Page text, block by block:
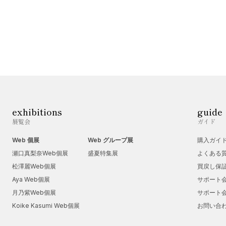
exhibitions
展覧会
Web 個展
瀬口真梨奈Web個展
松澤麗Web個展
Aya Web個展
月乃紫Web個展
Koike Kasumi Web個展
Web グループ展
盛夏特集展
guide
ガイド
購入ガイ
よくある
買戻し保
サポート
サポート
お問い合